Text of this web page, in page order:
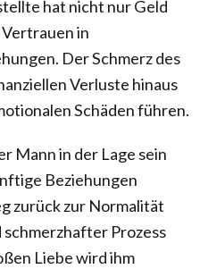
hat nicht nur Geld
in
Der Schmerz des
Verluste hinaus
Schäden führen.
Mann in der Lage sein
Beziehungen
zurück zur Normalität
schmerzhafter Prozess
Liebe wird ihm